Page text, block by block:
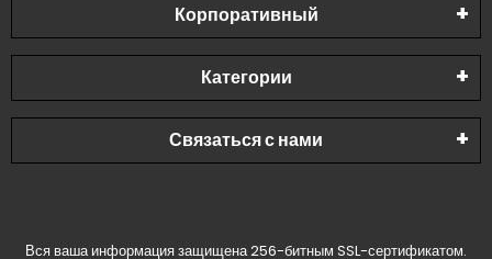
Корпоративный
Категории
Связаться с нами
Вся ваша информация защищена 256-битным SSL-сертификатом.